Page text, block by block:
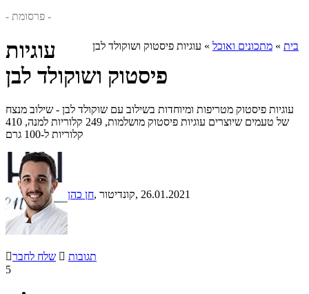
- פרסומת -
בית » מתכונים ואוכל » עוגיות פיסטוק ושוקולד לבן
עוגיות
פיסטוק ושוקולד לבן
עוגיות פיסטוק מטריפות ומיוחדות בשילוב עם שוקולד לבן - שילוב מנצח
של טעמים שיוצרים עוגיות פיסטוק מושלמות, 249 קלוריות למנה, 410
קלוריות ל-100 גרם
חן כהן , קונדיטור, 26.01.2021
שלח לחבר  תגובות
5